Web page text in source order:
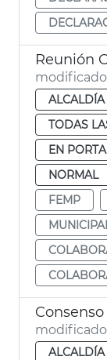
modificado
ALCALDÍA
TODAS
EN
NORMAL
FEMP
modificado
ALCALDÍA